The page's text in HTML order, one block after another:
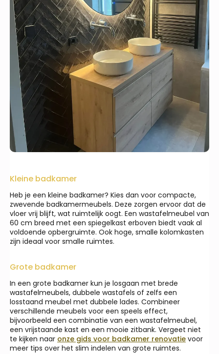
Kleine badkamer
Heb je een kleine badkamer? Kies dan voor compacte,
zwevende badkamermeubels. Deze zorgen ervoor dat de
vloer vrij blijft, wat ruimtelijk oogt. Een wastafelmeubel van
60 cm breed met een spiegelkast erboven biedt vaak al
voldoende opbergruimte. Ook hoge, smalle kolomkasten
zijn ideaal voor smalle ruimtes.
Grote badkamer
In een grote badkamer kun je losgaan met brede
wastafelmeubels, dubbele wastafels of zelfs een
losstaand meubel met dubbele lades. Combineer
verschillende meubels voor een speels effect,
bijvoorbeeld een combinatie van een wastafelmeubel,
een vrijstaande kast en een mooie zitbank. Vergeet niet
te kijken naar onze gids voor badkamer renovatie voor
meer tips over het slim indelen van grote ruimtes.